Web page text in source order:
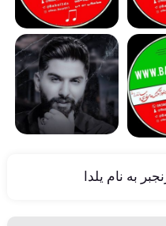
به نام یلدا